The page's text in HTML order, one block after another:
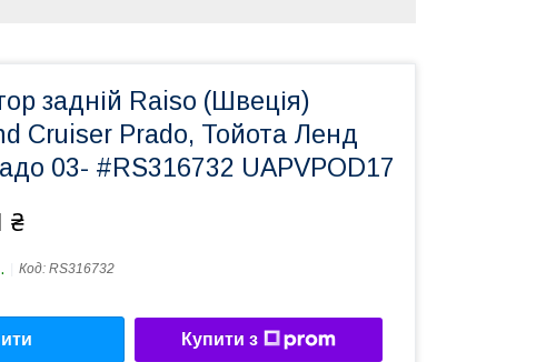
задній Raiso (Швеція)
Cruiser Prado, Тойота Ленд
03- #RS316732 UAPVPOD17
₴
Код: RS316732
Купити з